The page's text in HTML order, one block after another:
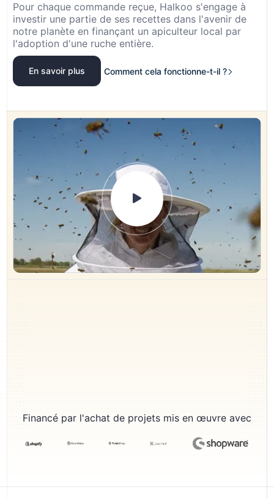
Pour chaque commande reçue, Halkoo s'engage à
investir une partie de ses recettes dans l'avenir de
notre planète en finançant un apiculteur local par
l'adoption d'une ruche entière.
En savoir plus Comment cela fonctionne-t-il ?
Financé par l'achat de projets mis en œuvre avec